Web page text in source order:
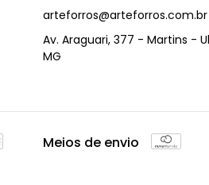
arteforros@arteforros.com.br
Av. Araguari, 377 - Martins -
MG
Meios de envio